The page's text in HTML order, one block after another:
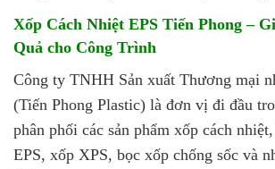
Xốp Cách Nhiệt EPS Tiến Phong –
Quả cho Công Trình
Công ty TNHH Sản xuất Thương mại
(Tiến Phong Plastic) là đơn vị đi đầu
phân phối các sản phẩm xốp cách
EPS, xốp XPS, bọc xốp chống sốc và